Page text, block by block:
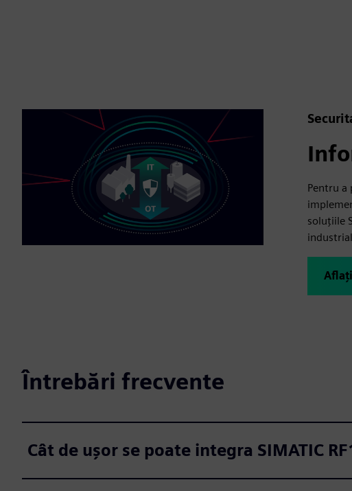
Pentru a
soluțiile
Întrebări frecvente
Cât de ușor se poate integra SIMATIC